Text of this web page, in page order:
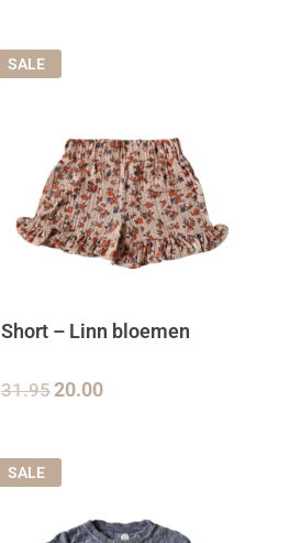
SALE
Short – Linn bloemen
31.9520.00
SALE